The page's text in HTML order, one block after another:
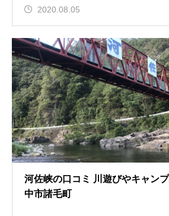
2020.08.05
河佐峡の口コミ 川遊びやキャン
中市諸毛町